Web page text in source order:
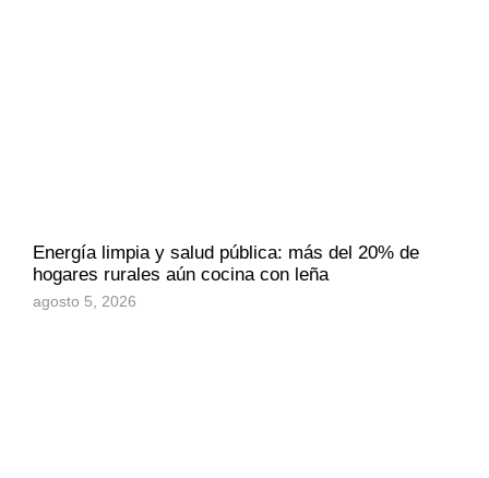
Energía limpia y salud pública: más del 20% de
hogares rurales aún cocina con leña
agosto 5, 2026